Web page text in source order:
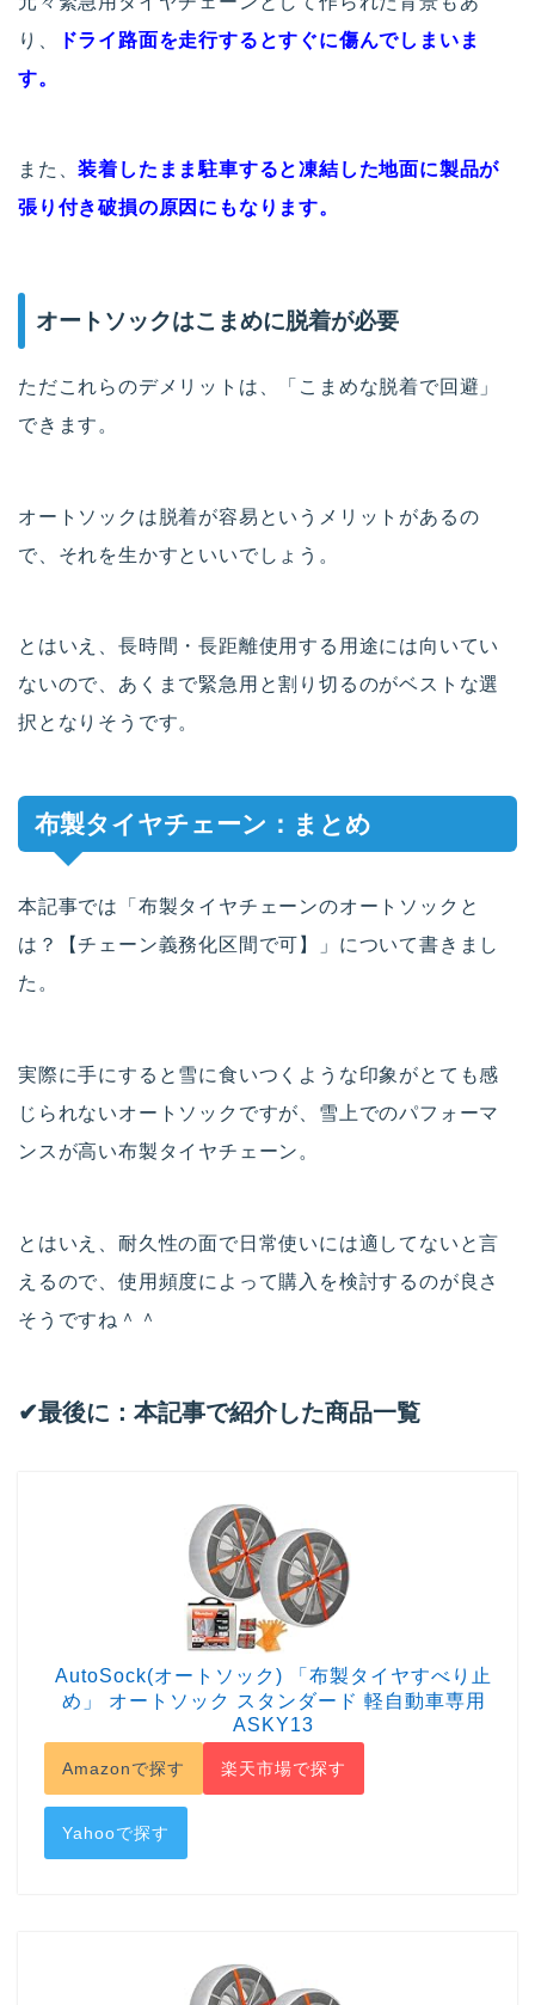
り、
ドライ路面を走行するとすぐに傷んでしまいま
す。
また、装着したまま駐車すると凍結した地面に製品が
張り付き破損の原因にもなります。
オートソックはこまめに脱着が必要
ただこれらのデメリットは、「こまめな脱着で回避」
できます。
オートソックは脱着が容易というメリットがあるの
で、それを生かすといいでしょう。
とはいえ、長時間・長距離使用する用途には向いてい
ないので、あくまで緊急用と割り切るのがベストな選
択となりそうです。
布製タイヤチェーン：まとめ
本記事では「布製タイヤチェーンのオートソックと
は？【チェーン義務化区間で可】」について書きまし
た。
実際に手にすると雪に食いつくような印象がとても感
じられないオートソックですが、雪上でのパフォーマ
ンスが高い布製タイヤチェーン。
とはいえ、耐久性の面で日常使いには適してないと言
えるので、使用頻度によって購入を検討するのが良さ
そうですね＾＾
✔︎最後に：本記事で紹介した商品一覧
AutoSock(オートソック) 「布製タイヤすべり止
め」 オートソック スタンダード 軽自動車専用
ASKY13
Amazonで探す 楽天市場で探す
Yahooで探す